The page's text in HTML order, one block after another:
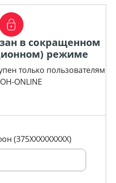
в сокращенном
режиме
только пользователям
ONLINE
(375XXXXXXXXX)